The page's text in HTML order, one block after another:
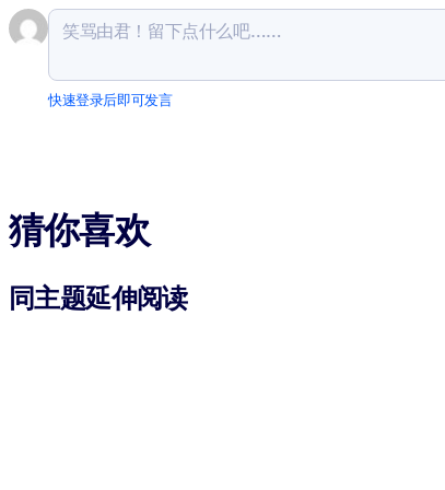
快速登录后即可发言
猜你喜欢
同主题延伸阅读